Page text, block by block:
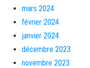
mars 2024
février 2024
janvier 2024
décembre 2023
novembre 2023